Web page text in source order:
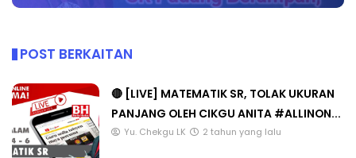
POST BERKAITAN
🔴 [LIVE] MATEMATIK SR, TOLAK UKURAN
PANJANG OLEH CIKGU ANITA #ALLINON...
Yu. Chekgu LK 2 tahun yang lalu